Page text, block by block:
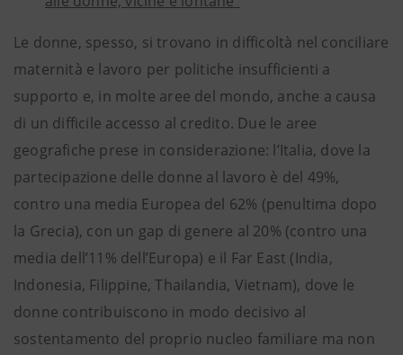
Le donne, spesso, si trovano in difficoltà nel conciliare
maternità e lavoro per politiche insufficienti a
supporto e, in molte aree del mondo, anche a causa
di un difficile accesso al credito. Due le aree
geografiche prese in considerazione: l’Italia, dove la
partecipazione delle donne al lavoro è del 49%,
contro una media Europea del 62% (penultima dopo
la Grecia), con un gap di genere al 20% (contro una
media dell’11% dell’Europa) e il Far East (India,
Indonesia, Filippine, Thailandia, Vietnam), dove le
donne contribuiscono in modo decisivo al
sostentamento del proprio nucleo familiare ma non